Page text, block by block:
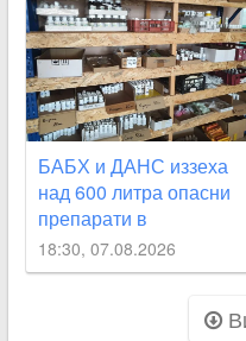
БАБХ и ДАНС иззеха
над 600 литра опасни
препарати в
Пловдивско
18:30, 07.08.2026